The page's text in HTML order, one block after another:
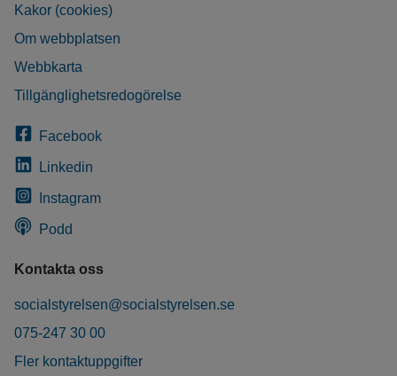
Kakor (cookies)
Om webbplatsen
Webbkarta
Tillgänglighetsredogörelse
Facebook
Linkedin
Instagram
Podd
Kontakta oss
socialstyrelsen@socialstyrelsen.se
075-247 30 00
Fler kontaktuppgifter